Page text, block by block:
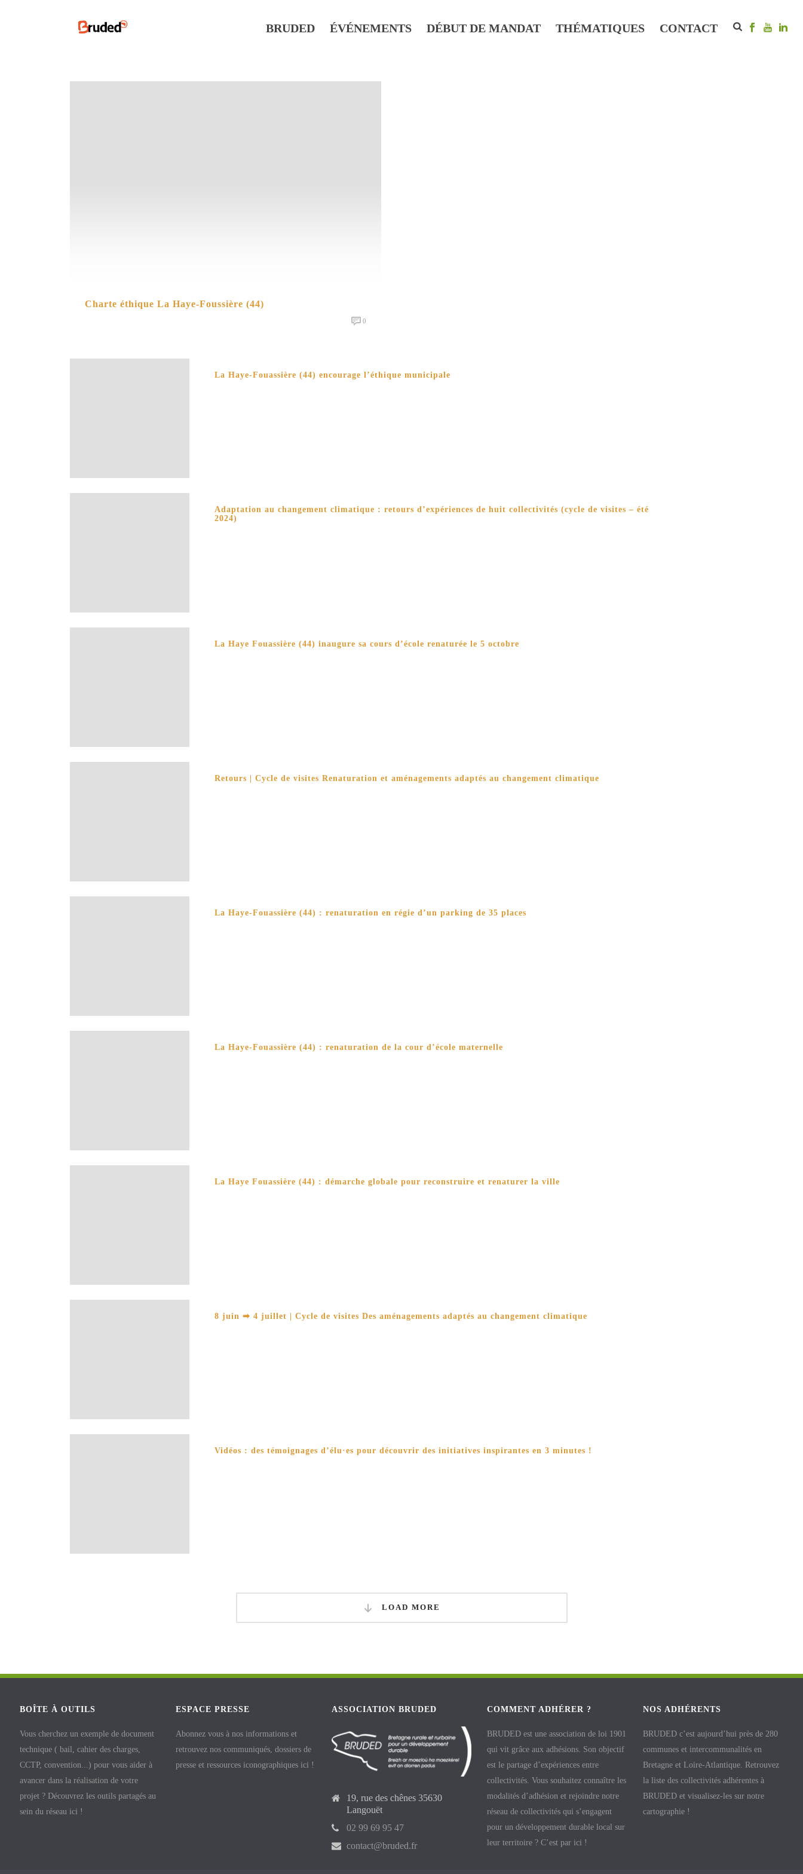
BRUDED ÉVÉNEMENTS DÉBUT DE MANDAT THÉMATIQUES CONTACT
Charte éthique La Haye-Foussière (44)
0
La Haye-Fouassière (44) encourage l’éthique municipale
Adaptation au changement climatique : retours d’expériences de huit collectivités (cycle de visites – été
2024)
La Haye Fouassière (44) inaugure sa cours d’école renaturée le 5 octobre
Retours | Cycle de visites Renaturation et aménagements adaptés au changement climatique
La Haye-Fouassière (44) : renaturation en régie d’un parking de 35 places
La Haye-Fouassière (44) : renaturation de la cour d’école maternelle
La Haye Fouassière (44) : démarche globale pour reconstruire et renaturer la ville
8 juin ➡ 4 juillet | Cycle de visites Des aménagements adaptés au changement climatique
Vidéos : des témoignages d’élu·es pour découvrir des initiatives inspirantes en 3 minutes !
LOAD MORE
BOÎTE À OUTILS
Vous cherchez un exemple de document
technique ( bail, cahier des charges,
CCTP, convention...) pour vous aider à
avancer dans la réalisation de votre
projet ? Découvrez les outils partagés au
sein du réseau ici !
ESPACE PRESSE
Abonnez vous à nos informations et
retrouvez nos communiqués, dossiers de
presse et ressources iconographiques ici !
ASSOCIATION BRUDED
19, rue des chênes 35630
Langouët
02 99 69 95 47
contact@bruded.fr
COMMENT ADHÉRER ?
BRUDED est une association de loi 1901
qui vit grâce aux adhésions. Son objectif
est le partage d’expériences entre
collectivités. Vous souhaitez connaître les
modalités d’adhésion et rejoindre notre
réseau de collectivités qui s’engagent
pour un développement durable local sur
leur territoire ? C’est par ici !
NOS ADHÉRENTS
BRUDED c’est aujourd’hui près de 280
communes et intercommunalités en
Bretagne et Loire-Atlantique. Retrouvez
la liste des collectivités adhérentes à
BRUDED et visualisez-les sur notre
cartographie !